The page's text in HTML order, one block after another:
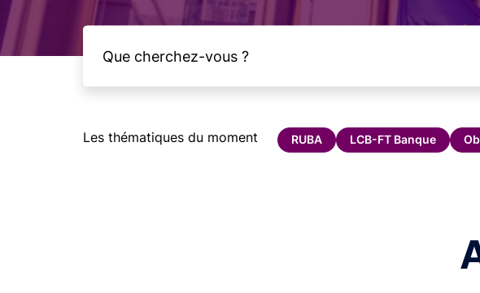
Les thématiques du moment RUBA LCB-FT Banque